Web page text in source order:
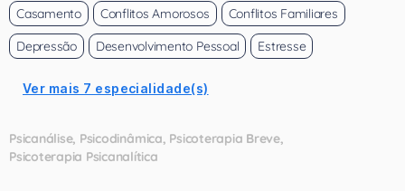
Casamento
Conflitos Amorosos
Conflitos Familiares
Depressão
Desenvolvimento Pessoal Estresse
Ver mais 7 especialidade(s)
Psicanálise Psicodinâmica Psicoterapia Breve
Psicoterapia Psicanalítica